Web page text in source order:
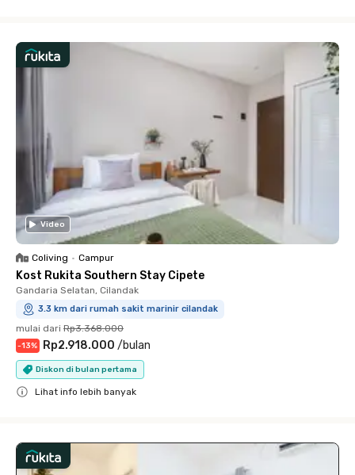
Video
Coliving • Campur
Kost Rukita Southern Stay Cipete
Gandaria Selatan, Cilandak
3.3 km dari rumah sakit marinir cilandak
mulai dari Rp3.368.000
-13% Rp2.918.000 /bulan
Diskon di bulan pertama
Lihat info lebih banyak